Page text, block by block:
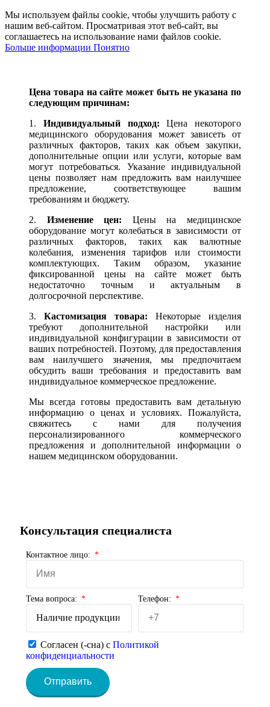
Мы используем файлы cookie, чтобы улучшить работу с
нашим веб-сайтом. Просматривая этот веб-сайт, вы
соглашаетесь на использование нами файлов cookie.
Больше информации Понятно
Цена товара на сайте может быть не указана по
следующим причинам:
1. Индивидуальный подход: Цена некоторого
медицинского оборудования может зависеть от
различных факторов, таких как объем закупки,
дополнительные опции или услуги, которые вам
могут потребоваться. Указание индивидуальной
цены позволяет нам предложить вам наилучшее
предложение, соответствующее вашим
требованиям и бюджету.
2. Изменение цен: Цены на медицинское
оборудование могут колебаться в зависимости от
различных факторов, таких как валютные
колебания, изменения тарифов или стоимости
комплектующих. Таким образом, указание
фиксированной цены на сайте может быть
недостаточно точным и актуальным в
долгосрочной перспективе.
3. Кастомизация товара: Некоторые изделия
требуют дополнительной настройки или
индивидуальной конфигурации в зависимости от
ваших потребностей. Поэтому, для предоставления
вам наилучшего значения, мы предпочитаем
обсудить ваши требования и предоставить вам
индивидуальное коммерческое предложение.
Мы всегда готовы предоставить вам детальную
информацию о ценах и условиях. Пожалуйста,
свяжитесь с нами для получения
персонализированного коммерческого
предложения и дополнительной информации о
нашем медицинском оборудовании.
Консультация специалиста
Контактное лицо:
Тема вопроса: Телефон:
Согласен (-сна) с Политикой
конфиденциальности
Отправить